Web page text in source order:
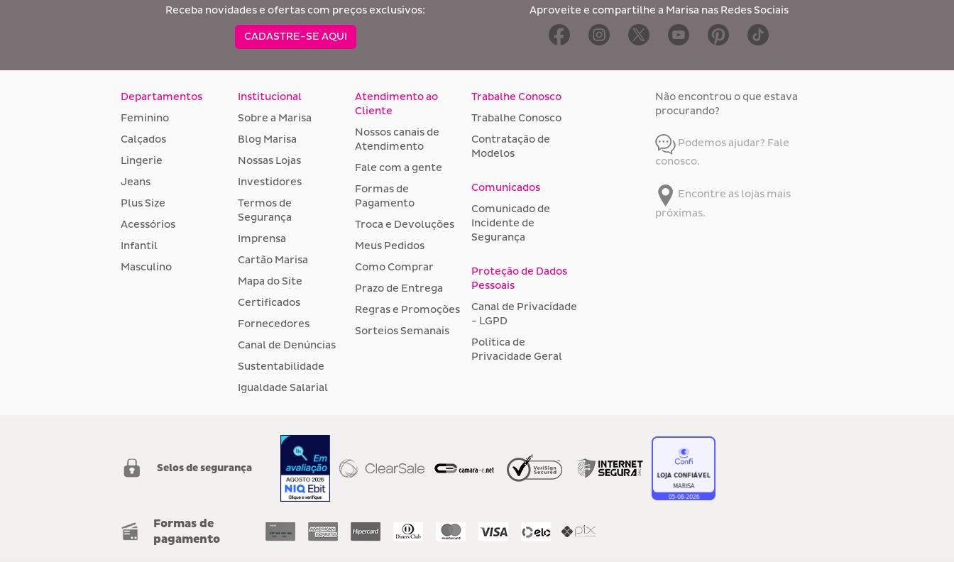
Receba novidades e ofertas com preços exclusivos:
CADASTRE-SE AQUI
Aproveite e compartilhe a Marisa nas Redes Sociais
Não encontrou o que estava
procurando?
Podemos ajudar? Fale
conosco.
Encontre as lojas mais
próximas.
Departamentos
Feminino
Calçados
Lingerie
Jeans
Plus Size
Acessórios
Infantil
Masculino
Institucional
Sobre a Marisa
Blog Marisa
Nossas Lojas
Investidores
Termos de
Segurança
Imprensa
Cartão Marisa
Mapa do Site
Certificados
Fornecedores
Canal de Denúncias
Sustentabilidade
Igualdade Salarial
Atendimento ao
Cliente
Nossos canais de
Atendimento
Fale com a gente
Formas de
Pagamento
Troca e Devoluções
Meus Pedidos
Como Comprar
Prazo de Entrega
Regras e Promoções
Sorteios Semanais
Trabalhe Conosco
Trabalhe Conosco
Contratação de
Modelos
Comunicados
Comunicado de
Incidente de
Segurança
Proteção de Dados
Pessoais
Canal de Privacidade
- LGPD
Política de
Privacidade Geral
Selos de segurança
Formas de
pagamento